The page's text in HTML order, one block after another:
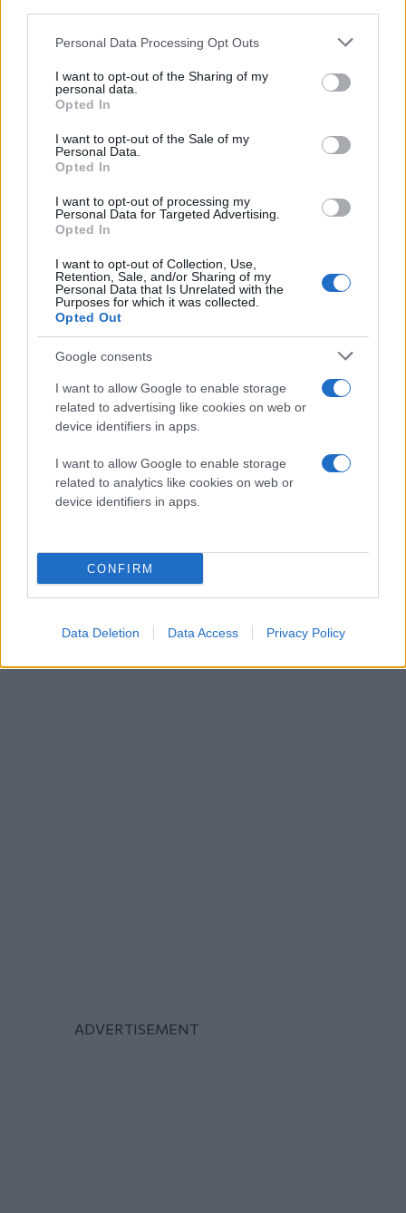
Please note that this website/app uses one or more Google
not limited to your visit or usage behaviour. You may click to
grant or deny consent to Google and its third-party tags to
use your data for below specified purposes in below Google
consent section.
Personal Data Processing Opt Outs
I want to opt-out of the Sharing of my
personal data.
Opted In
I want to opt-out of the Sale of my
Personal Data.
Opted In
I want to opt-out of processing my
Personal Data for Targeted Advertising.
Opted In
I want to opt-out of Collection, Use,
Retention, Sale, and/or Sharing of my
Personal Data that Is Unrelated with the
Purposes for which it was collected.
Opted Out
Google consents
I want to allow Google to enable storage
related to advertising like cookies on web or
device identifiers in apps.
I want to allow Google to enable storage
related to analytics like cookies on web or
device identifiers in apps.
CONFIRM
Data Deletion Data Access Privacy Policy
καρκίνο από μια δυνητικά θανατηφόρο νόσο σε μια
ζωής. Η μάχη κατά του καρκίνου συνεχίζεται, αλλά σήμερα
μόνο να επιβιώσουν, αλλά να ζήσουν για πολλά χρόνια με
καλή λειτουργικότητα και ποιότητα ζωής μετά τη διάγνωση
της νόσου», καταλήγει η κ. Ψαλτοπούλου.
Κάνε κλικ και δες περισσότερο emakedonia.grστην
Πρόσθεσέ το στην
ΟΜΟΡΦΙΑ
Υγεία